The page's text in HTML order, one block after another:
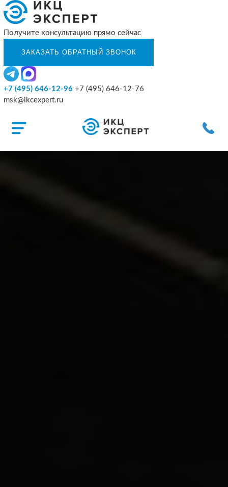
Получите консультацию прямо сейчас
+7 (495) 646-12-96 +7 (495) 646-12-76
msk@ikcexpert.ru